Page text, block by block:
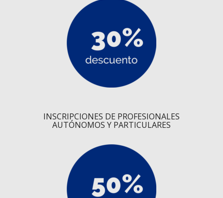
INSCRIPCIONES DE PROFESIONALES
AUTÓNOMOS Y PARTICULARES